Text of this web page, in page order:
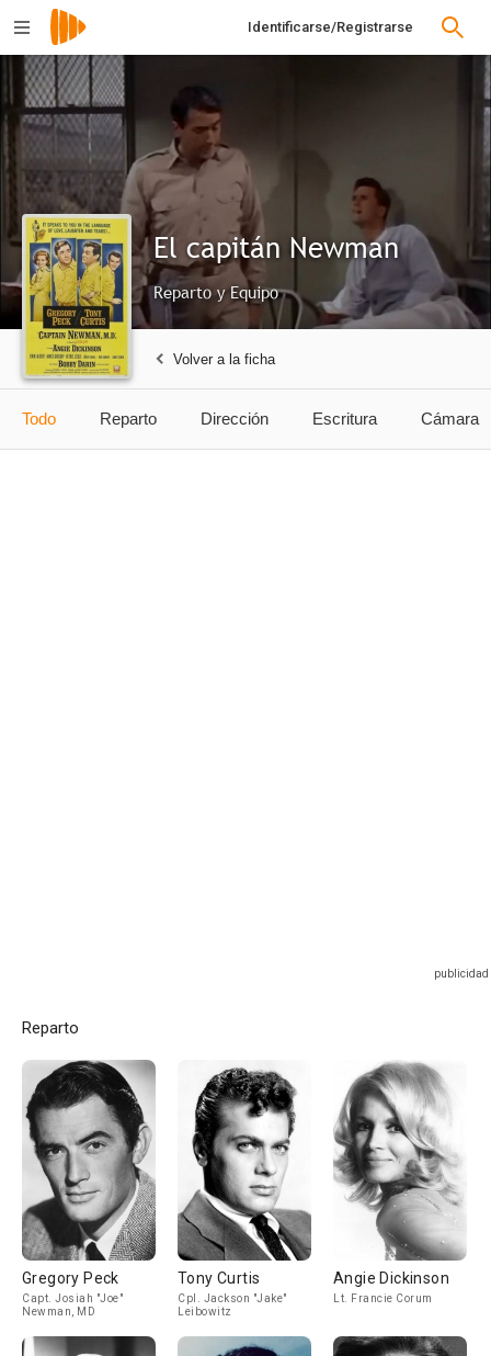
Identificarse/Registrarse
El capitán Newman
Reparto y Equipo
Volver a la ficha
Todo Reparto Dirección Escritura Cámara
Reparto
Gregory Peck
Capt. Josiah "Joe"
Newman, MD
Tony Curtis
Cpl. Jackson "Jake"
Leibowitz
Angie Dickinson
Lt. Francie Corum